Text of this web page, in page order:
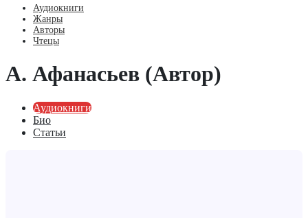
Аудиокниги
Жанры
Авторы
Чтецы
А. Афанасьев (Автор)
Аудиокниги
Био
Статьи